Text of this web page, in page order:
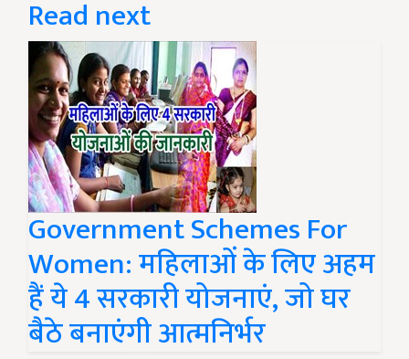
Read next
Government Schemes For
Women: महिलाओं के लिए अहम
हैं ये 4 सरकारी योजनाएं, जो घर
बैठे बनाएंगी आत्मनिर्भर